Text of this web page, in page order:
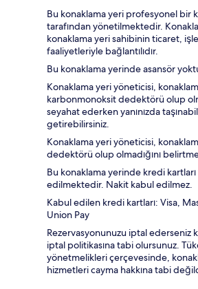
Bu konaklama yeri profesyonel bir
tarafından yönetilmektedir.
konaklama yeri sahibinin ticaret,
faaliyetleriyle bağlantılıdır.
Bu konaklama yerinde asansör
Konaklama yeri yöneticisi,
karbonmonoksit dedektörü olup
seyahat ederken yanınızda
getirebilirsiniz.
Konaklama yeri yöneticisi,
dedektörü olup olmadığını
Bu konaklama yerinde kredi
edilmektedir. Nakit kabul edilmez.
Kabul edilen kredi kartları: Visa,
Union Pay
Rezervasyonunuzu iptal ederseniz
iptal politikasına tabi olursunuz.
yönetmelikleri çerçevesinde,
hizmetleri cayma hakkına tabi